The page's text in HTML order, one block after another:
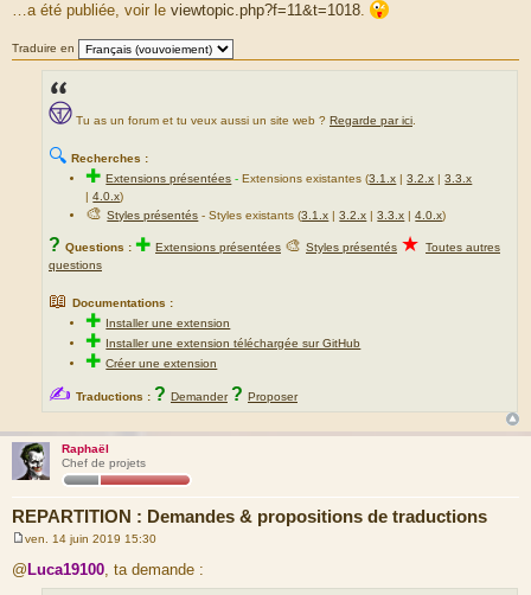
e
d
u
m
s
e
…a été publiée, voir le viewtopic.php?f=11&t=1018.
Traduire en
Tu as un forum et tu veux aussi un site web ? Regarde par ici
🔍 Recherches :
✚Extensions présentées -Extensions existantes (3.1.x |3.2.x |3.3.x
|4.0.x)
🎨Styles présentés - Styles existants (3.1.x |3.2.x |3.3.x |4.0.x)
? Questions : ✚ Extensions présentées 🎨 Styles présentés ★ Toutes autres
questions
📖 Documentations :
✚ Installer une extension
✚ Installer une extension téléchargée sur GitHub
✚Créer une extension
✍ Traductions : ? Demander ? Proposer
Raphaël
Chef de projets
REPARTITION : Demandes & propositions de traductions
e
s
ven. 14 juin 2019 15:30
@ Luca19100, ta demande :